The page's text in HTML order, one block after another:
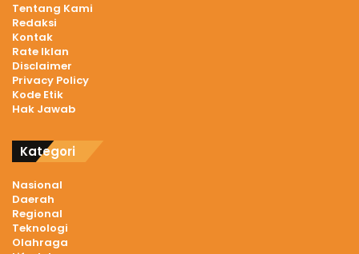
Tentang Kami
Redaksi
Kontak
Rate Iklan
Disclaimer
Privacy Policy
Kode Etik
Hak Jawab
Kategori
Nasional
Daerah
Regional
Teknologi
Olahraga